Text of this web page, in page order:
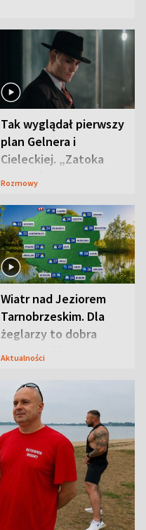
Tak wyglądał pierwszy
plan Gelnera i
Cieleckiej. „Zatoka
szpiegów” od razu ich
Rozmowy
Wiatr nad Jeziorem
Tarnobrzeskim. Dla
żeglarzy to dobra
wiadomość
Aktualności